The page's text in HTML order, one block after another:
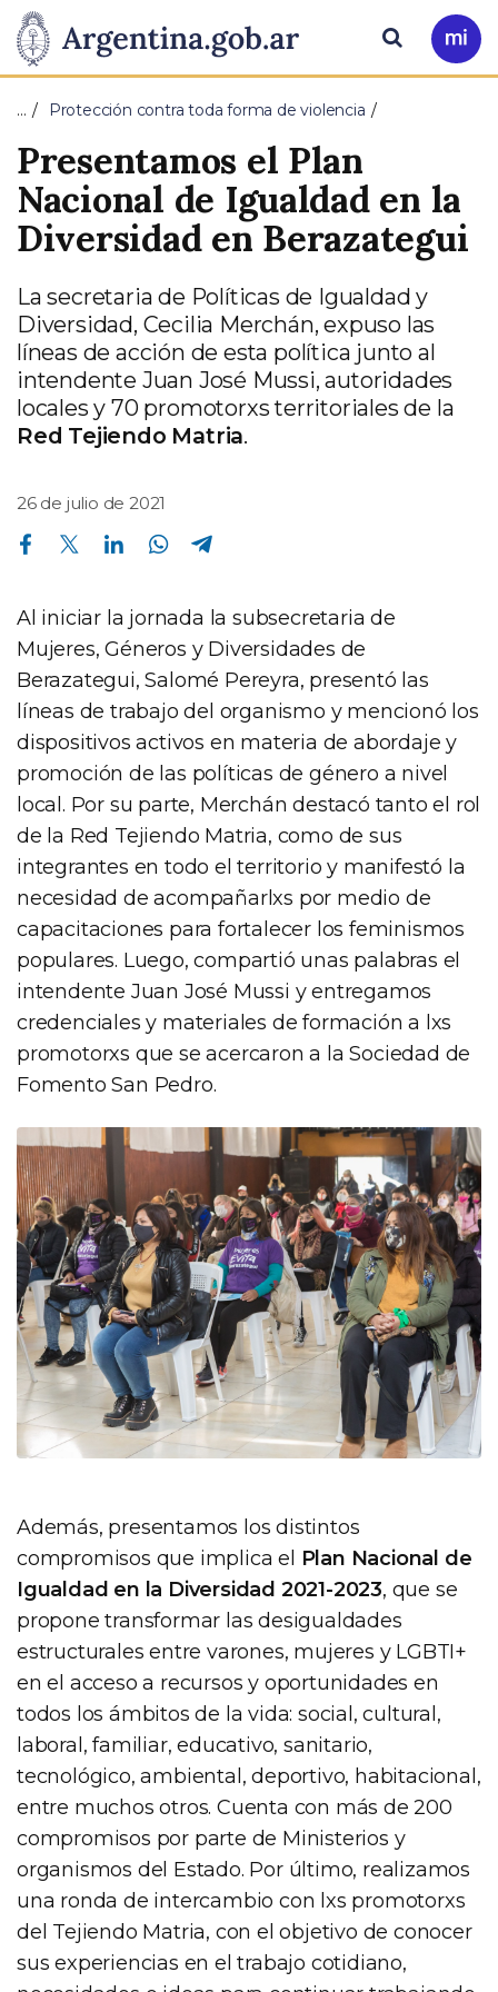
Presidencia
de
la
Nación
Pasar al contenido principal
Ir
a
Buscar
… Protección contra toda forma de violencia
Presentamos el Plan
Nacional de Igualdad en la
Diversidad en Berazategui
La secretaria de Políticas de Igualdad y
Diversidad, Cecilia Merchán, expuso las
líneas de acción de esta política junto al
intendente Juan José Mussi, autoridades
locales y 70 promotorxs territoriales de la
Red Tejiendo Matria.
26 de julio de 2021
Compartir en Facebook Compartir en Twitter Compartir en Linkedin Compartir en Whatsapp
Al iniciar la jornada la subsecretaria de
Mujeres, Géneros y Diversidades de
Berazategui, Salomé Pereyra, presentó las
líneas de trabajo del organismo y mencionó los
dispositivos activos en materia de abordaje y
promoción de las políticas de género a nivel
local. Por su parte, Merchán destacó tanto el rol
de la Red Tejiendo Matria, como de sus
integrantes en todo el territorio y manifestó la
necesidad de acompañarlxs por medio de
capacitaciones para fortalecer los feminismos
populares. Luego, compartió unas palabras el
intendente Juan José Mussi y entregamos
credenciales y materiales de formación a lxs
promotorxs que se acercaron a la Sociedad de
Fomento San Pedro.
Además, presentamos los distintos
compromisos que implica el Plan Nacional de
Igualdad en la Diversidad 2021-2023, que se
propone transformar las desigualdades
estructurales entre varones, mujeres y LGBTI+
en el acceso a recursos y oportunidades en
todos los ámbitos de la vida: social, cultural,
laboral, familiar, educativo, sanitario,
tecnológico, ambiental, deportivo, habitacional,
entre muchos otros. Cuenta con más de 200
compromisos por parte de Ministerios y
organismos del Estado. Por último, realizamos
una ronda de intercambio con lxs promotorxs
del Tejiendo Matria, con el objetivo de conocer
sus experiencias en el trabajo cotidiano,